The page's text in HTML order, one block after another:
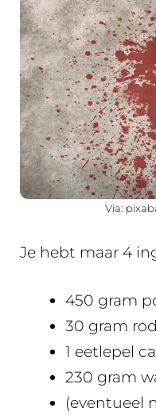
Via:
Je hebt maar 4
450 gram
30 gram
1 eetlepel
230 gram
(eventueel